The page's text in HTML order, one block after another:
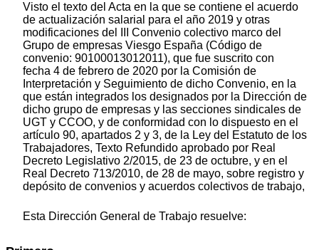
Visto el texto del Acta en la que se contiene el acuerdo
de actualización salarial para el año 2019 y otras
modificaciones del III Convenio colectivo marco del
Grupo de empresas Viesgo España (Código de
convenio: 90100013012011), que fue suscrito con
fecha 4 de febrero de 2020 por la Comisión de
Interpretación y Seguimiento de dicho Convenio, en la
que están integrados los designados por la Dirección de
dicho grupo de empresas y las secciones sindicales de
UGT y CCOO, y de conformidad con lo dispuesto en el
artículo 90, apartados 2 y 3, de la Ley del Estatuto de los
Trabajadores, Texto Refundido aprobado por Real
Decreto Legislativo 2/2015, de 23 de octubre, y en el
Real Decreto 713/2010, de 28 de mayo, sobre registro y
depósito de convenios y acuerdos colectivos de trabajo,
Esta Dirección General de Trabajo resuelve: